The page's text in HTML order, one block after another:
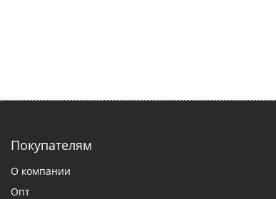
Покупателям
О компании
Опт